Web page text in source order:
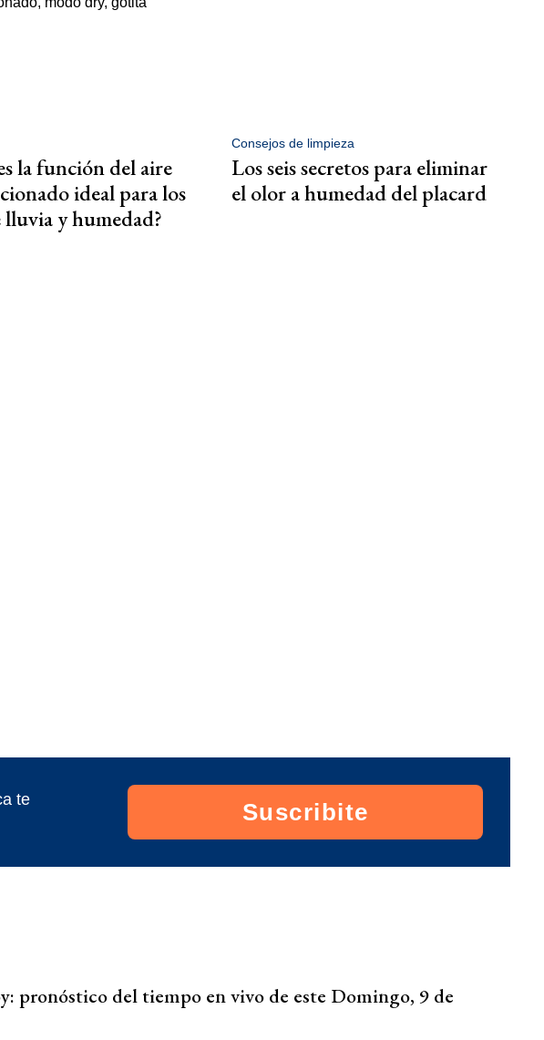
la función del aire
ideal para los
lluvia y humedad?
Consejos de limpieza
Los seis secretos para eliminar
el olor a humedad del placard
te
Suscribite
pronóstico del tiempo en vivo de este Domingo, 9 de